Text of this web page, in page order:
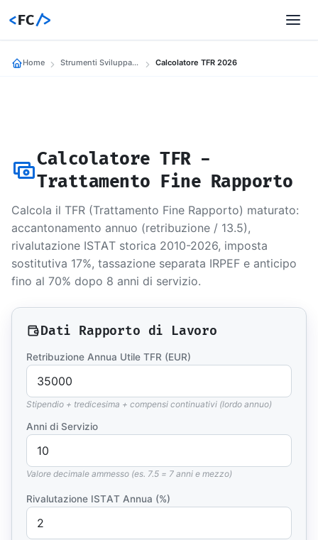
<FC/>
Home Strumenti Sviluppatori Calcolatore TFR 2026
Calcolatore TFR -
Trattamento Fine Rapporto
Calcola il TFR (Trattamento Fine Rapporto) maturato:
accantonamento annuo (retribuzione / 13.5),
rivalutazione ISTAT storica 2010-2026, imposta
sostitutiva 17%, tassazione separata IRPEF e anticipo
fino al 70% dopo 8 anni di servizio.
Dati Rapporto di Lavoro
Retribuzione Annua Utile TFR (EUR)
Stipendio + tredicesima + compensi continuativi (lordo annuo)
Anni di Servizio
Valore decimale ammesso (es. 7.5 = 7 anni e mezzo)
Rivalutazione ISTAT Annua (%)